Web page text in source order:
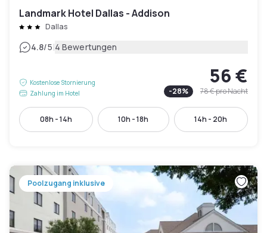
Landmark Hotel Dallas - Addison
Dallas
4.8/5|4 Bewertungen
Kostenlose Stornierung
Zahlung im Hotel
56 €
-28% 78 €pro Nacht
08h - 14h 10h - 18h 14h - 20h
Poolzugang inklusive